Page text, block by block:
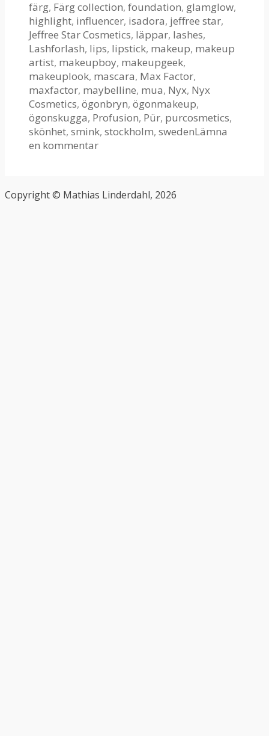
färg, Färg collection, foundation, glamglow,
highlight, influencer, isadora, jeffree star,
Jeffree Star Cosmetics, läppar, lashes,
Lashforlash, lips, lipstick, makeup, makeup
artist, makeupboy, makeupgeek,
makeuplook, mascara, Max Factor,
maxfactor, maybelline, mua, Nyx, Nyx
Cosmetics, ögonbryn, ögonmakeup,
ögonskugga, Profusion, Pür, purcosmetics,
skönhet, smink, stockholm, swedenLämna
en kommentar
Copyright © Mathias Linderdahl, 2026